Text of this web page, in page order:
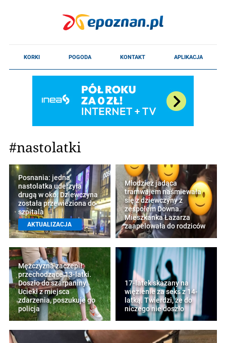
#nastolatki
Posnania: jedna
nastolatka uderzyła
drugą w oko. Dziewczyna
została przewieziona do
szpitala
AKTUALIZACJA
Młodzież jadąca
tramwajem naśmiewała
się z dziewczyny z
zespołem Downa.
Mieszkanka Łazarza
zaapelowała do rodziców
Mężczyzna zaczepił
przechodzące 13-latki.
Doszło do szarpaniny.
Uciekł z miejsca
zdarzenia, poszukuje go
policja
17-latek skazany na
więzienie za seks z 14-
latką. Twierdzi, że do
niczego nie doszło